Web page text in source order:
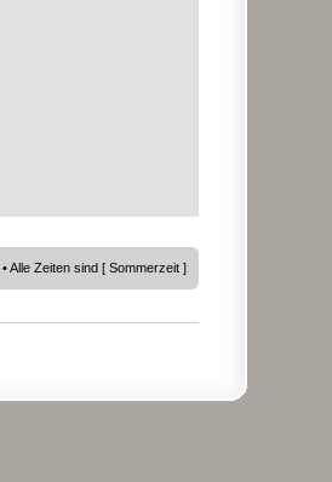
• Alle Zeiten sind [ Sommerzeit ]